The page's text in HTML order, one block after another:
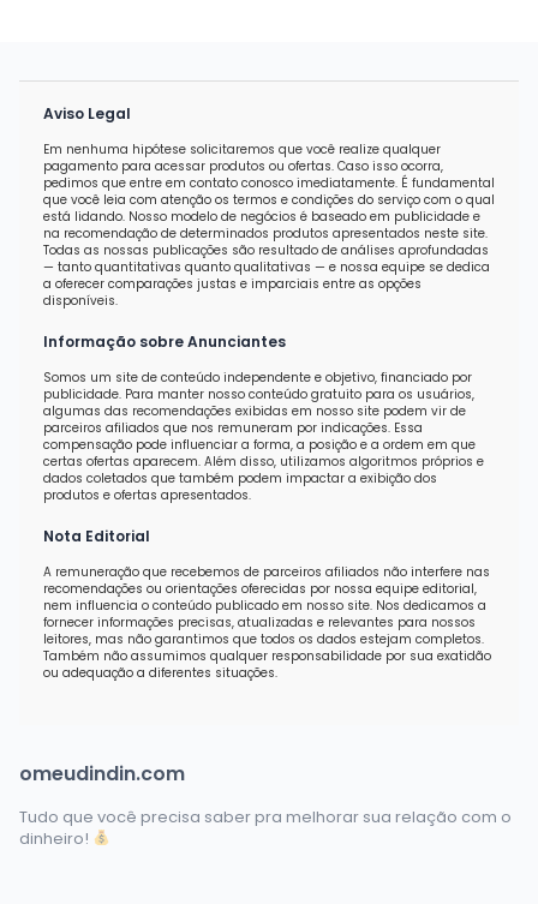
Aviso Legal
Em nenhuma hipótese solicitaremos que você realize qualquer
pagamento para acessar produtos ou ofertas. Caso isso ocorra,
pedimos que entre em contato conosco imediatamente. É fundamental
que você leia com atenção os termos e condições do serviço com o qual
está lidando. Nosso modelo de negócios é baseado em publicidade e
na recomendação de determinados produtos apresentados neste site.
Todas as nossas publicações são resultado de análises aprofundadas
— tanto quantitativas quanto qualitativas — e nossa equipe se dedica
a oferecer comparações justas e imparciais entre as opções
disponíveis.
Informação sobre Anunciantes
Somos um site de conteúdo independente e objetivo, financiado por
publicidade. Para manter nosso conteúdo gratuito para os usuários,
algumas das recomendações exibidas em nosso site podem vir de
parceiros afiliados que nos remuneram por indicações. Essa
compensação pode influenciar a forma, a posição e a ordem em que
certas ofertas aparecem. Além disso, utilizamos algoritmos próprios e
dados coletados que também podem impactar a exibição dos
produtos e ofertas apresentados.
Nota Editorial
A remuneração que recebemos de parceiros afiliados não interfere nas
recomendações ou orientações oferecidas por nossa equipe editorial,
nem influencia o conteúdo publicado em nosso site. Nos dedicamos a
fornecer informações precisas, atualizadas e relevantes para nossos
leitores, mas não garantimos que todos os dados estejam completos.
Também não assumimos qualquer responsabilidade por sua exatidão
ou adequação a diferentes situações.
omeudindin.com
Tudo que você precisa saber pra melhorar sua relação com o
dinheiro!